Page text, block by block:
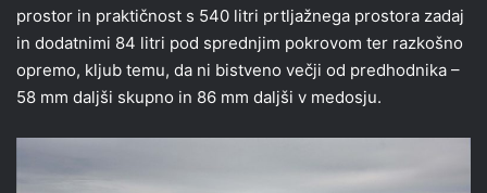
prostor in praktičnost s 540 litri prtljažnega prostora zadaj
in dodatnimi 84 litri pod sprednjim pokrovom ter razkošno
opremo, kljub temu, da ni bistveno večji od predhodnika –
58 mm daljši skupno in 86 mm daljši v medosju.